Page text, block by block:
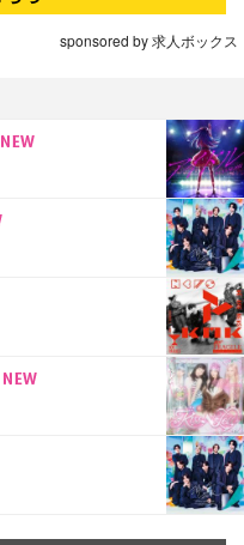
sponsored by 求人ボックス